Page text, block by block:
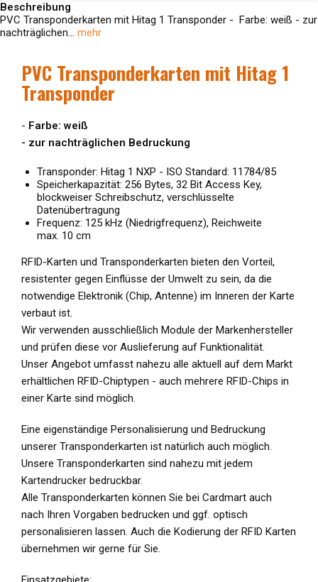
Beschreibung
PVC Transponderkarten mit Hitag 1 Transponder - Farbe: weiß - zur
nachträglichen... mehr
PVC Transponderkarten mit Hitag 1
Transponder
- Farbe: weiß
- zur nachträglichen Bedruckung
Transponder: Hitag 1 NXP - ISO Standard: 11784/85
Speicherkapazität: 256 Bytes, 32 Bit Access Key,
blockweiser Schreibschutz, verschlüsselte
Datenübertragung
Frequenz: 125 kHz (Niedrigfrequenz), Reichweite
max. 10 cm
RFID-Karten und Transponderkarten bieten den Vorteil,
resistenter gegen Einflüsse der Umwelt zu sein, da die
notwendige Elektronik (Chip, Antenne) im Inneren der Karte
verbaut ist.
Wir verwenden ausschließlich Module der Markenhersteller
und prüfen diese vor Auslieferung auf Funktionalität.
Unser Angebot umfasst nahezu alle aktuell auf dem Markt
erhältlichen RFID-Chiptypen - auch mehrere RFID-Chips in
einer Karte sind möglich.
Eine eigenständige Personalisierung und Bedruckung
unserer Transponderkarten ist natürlich auch möglich.
Unsere Transponderkarten sind nahezu mit jedem
Kartendrucker bedruckbar.
Alle Transponderkarten können Sie bei Cardmart auch
nach Ihren Vorgaben bedrucken und ggf. optisch
personalisieren lassen. Auch die Kodierung der RFID Karten
übernehmen wir gerne für Sie.